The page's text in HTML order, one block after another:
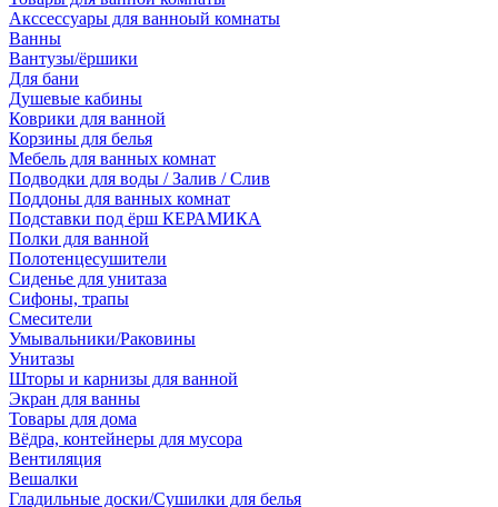
Акссессуары для ванноый комнаты
Ванны
Вантузы/ёршики
Для бани
Душевые кабины
Коврики для ванной
Корзины для белья
Мебель для ванных комнат
Подводки для воды / Залив / Слив
Поддоны для ванных комнат
Подставки под ёрш КЕРАМИКА
Полки для ванной
Полотенцесушители
Сиденье для унитаза
Сифоны, трапы
Смесители
Умывальники/Раковины
Унитазы
Шторы и карнизы для ванной
Экран для ванны
Товары для дома
Вёдра, контейнеры для мусора
Вентиляция
Вешалки
Гладильные доски/Сушилки для белья